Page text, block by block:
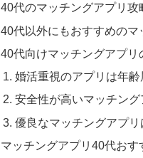
40代のマッチングアプリ攻
40代以外にもおすすめのマ
40代向けマッチングアプリ
婚活重視のアプリは年齢
安全性が高いマッチン
優良なマッチングアプリ
マッチングアプリ40代お